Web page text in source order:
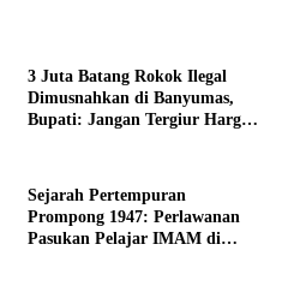
3 Juta Batang Rokok Ilegal
Dimusnahkan di Banyumas,
Bupati: Jangan Tergiur Harga
Sejarah Pertempuran
Prompong 1947: Perlawanan
Pasukan Pelajar IMAM di